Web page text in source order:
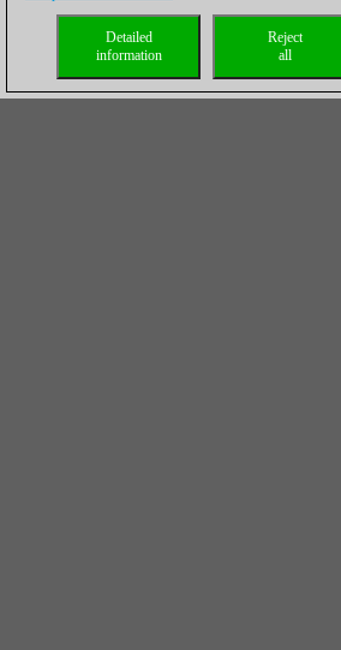
Reject
all
Detailed
information